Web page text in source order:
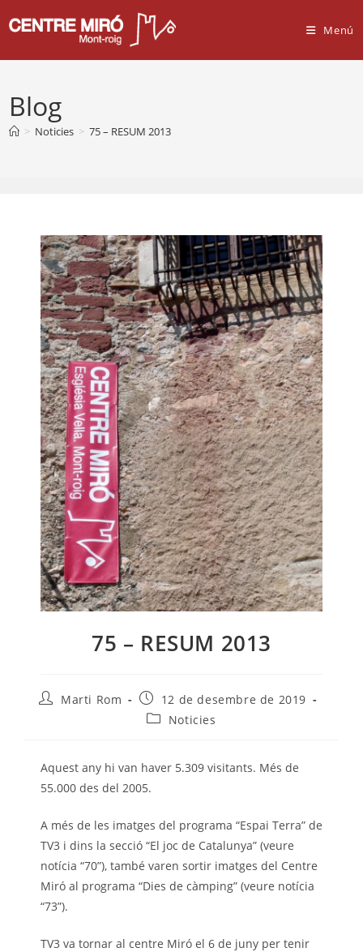
Menú
Blog
> Noticies > 75 – RESUM 2013
75 – RESUM 2013
AutorMarti Rom
Entrada
publicada:
12 de desembre de 2019
Categoria
Noticies
Aquest any hi van haver 5.309 visitants. Més de
55.000 des del 2005.
A més de les imatges del programa “Espai Terra” de
TV3 i dins la secció “El joc de Catalunya” (veure
notícia “70”), també varen sortir imatges del Centre
Miró al programa “Dies de càmping” (veure notícia
“73”).
TV3 va tornar al centre Miró el 6 de juny per tenir